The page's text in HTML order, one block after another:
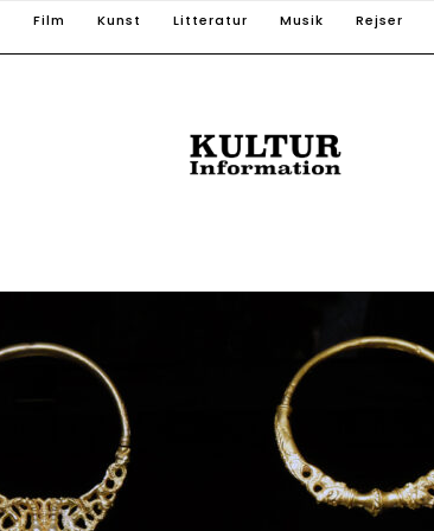
Film Kunst Litteratur Musik Rejser